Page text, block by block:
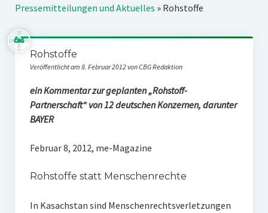
Über uns
Kontakt
Impressum
Stichwort BAYER
Jahrestagung
SPENDEN
Pressemitteilungen und Aktuelles » Rohstoffe
Rohstoffe
Veröffentlicht am 8. Februar 2012 von CBG Redaktion
ein Kommentar zur geplanten „Rohstoff-
Partnerschaft“ von 12 deutschen Konzernen, darunter
BAYER
Februar 8, 2012, me-Magazine
Rohstoffe statt Menschenrechte
In Kasachstan sind Menschenrechtsverletzungen